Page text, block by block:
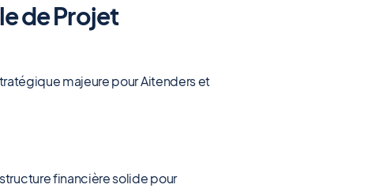
de Projet
majeure pour Aitenders et
financière solide pour